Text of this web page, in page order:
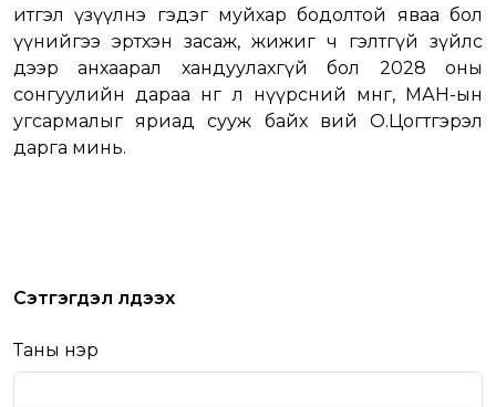
итгэл үзүүлнэ гэдэг муйхар бодолтой яваа бол
үүнийгээ эртхэн засаж, жижиг ч гэлтгүй зүйлс
дээр анхаарал хандуулахгүй бол 2028 оны
сонгуулийн дараа нөгөө л нүүрсний мөнгө, МАН-ын
угсармалыг яриад сууж байх вий О.Цогтгэрэл
дарга минь.
Сэтгэгдэл үлдээх
Таны нэр